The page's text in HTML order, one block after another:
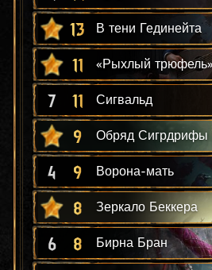
13 В тени Гединейта
11 «Рыхлый
7 11 Сигвальд
9 Обряд Сигрдрифы
4 9 Ворона-мать
8 Зеркало Беккера
6 8 Бирна Бран